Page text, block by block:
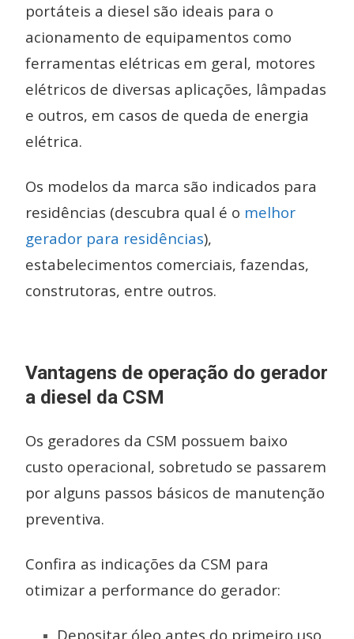
portáteis a diesel são ideais para o
acionamento de equipamentos como
ferramentas elétricas em geral, motores
elétricos de diversas aplicações, lâmpadas
e outros, em casos de queda de energia
elétrica.
Os modelos da marca são indicados para
residências (descubra qual é o melhor
gerador para residências),
estabelecimentos comerciais, fazendas,
construtoras, entre outros.
Vantagens de operação do gerador
a diesel da CSM
Os geradores da CSM possuem baixo
custo operacional, sobretudo se passarem
por alguns passos básicos de manutenção
preventiva.
Confira as indicações da CSM para
otimizar a performance do gerador:
Depositar óleo antes do primeiro uso,